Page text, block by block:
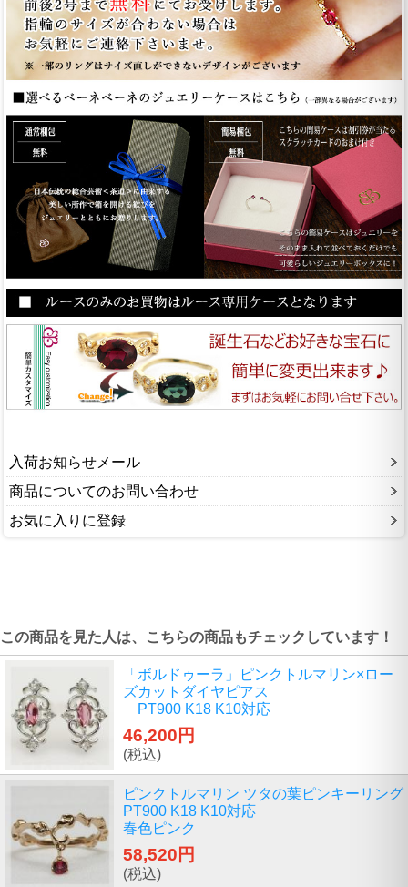
入荷お知らせメール
商品についてのお問い合わせ
お気に入りに登録
この商品を見た人は、こちらの商品もチェックしています！
「ボルドゥーラ」ピンクトルマリン×ロー
ズカットダイヤピアス
PT900 K18 K10対応
46,200円
(税込)
ピンクトルマリン ツタの葉ピンキーリング
PT900 K18 K10対応
春色ピンク
58,520円
(税込)